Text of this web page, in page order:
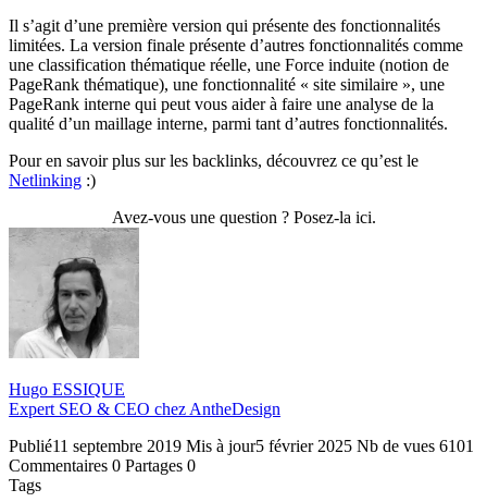
Il s’agit d’une première version qui présente des fonctionnalités
limitées. La version finale présente d’autres fonctionnalités comme
une classification thématique réelle, une Force induite (notion de
PageRank thématique), une fonctionnalité « site similaire », une
PageRank interne qui peut vous aider à faire une analyse de la
qualité d’un maillage interne, parmi tant d’autres fonctionnalités.
Pour en savoir plus sur les backlinks, découvrez ce qu’est le
Netlinking :)
Avez-vous une question ? Posez-la ici.
Hugo ESSIQUE
Expert SEO & CEO chez AntheDesign
Publié11 septembre 2019 Mis à jour5 février 2025 Nb de vues 6101
Commentaires 0 Partages 0
Tags